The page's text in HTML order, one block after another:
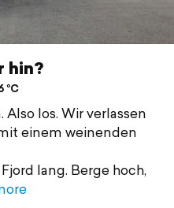
hin?
°C
los. Wir verlassen
einem weinenden
lang. Berge hoch,